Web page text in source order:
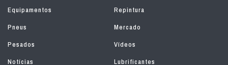
Equipamentos
Repintura
Pneus
Mercado
Pesados
Vídeos
Notícias
Lubrificantes